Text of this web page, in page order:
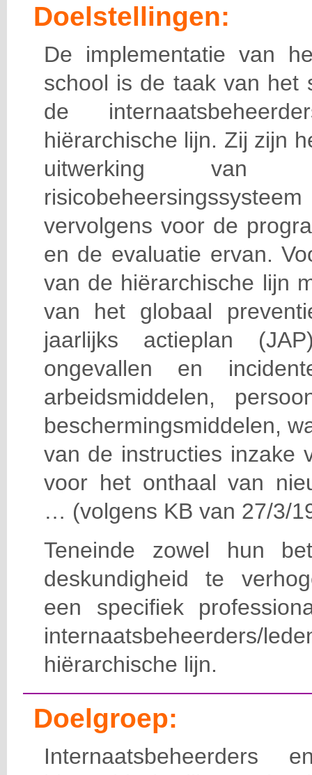
Doelstellingen:
De implementatie van
school is de taak van het
de
hiërarchische lijn. Zij zijn
uitwerking van
vervolgens voor de
en de evaluatie ervan.
van de hiërarchische lijn
van het globaal
jaarlijks actieplan
ongevallen en
arbeidsmiddelen,
beschermingsmiddelen,
van de instructies inzake
voor het onthaal van
… (volgens KB van 27/3/
Teneinde zowel hun
deskundigheid te
een specifiek
hiërarchische lijn.
Doelgroep: